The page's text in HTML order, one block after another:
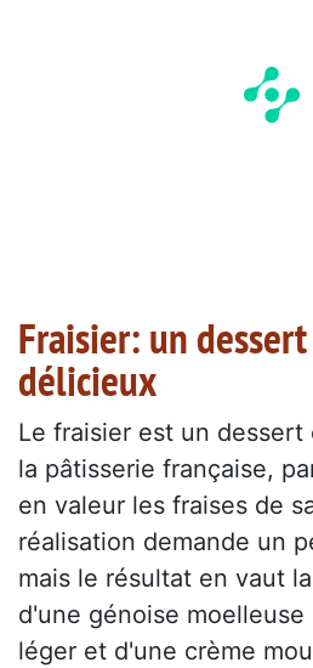
Fraisier: un
délicieux
Le fraisier est un dessert
la pâtisserie française,
en valeur les fraises de
réalisation demande un
mais le résultat en vaut
d'une génoise
léger et d'une crème